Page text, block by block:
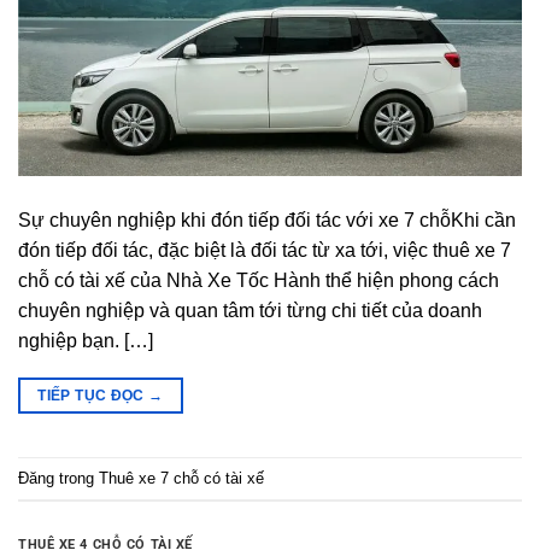
Sự chuyên nghiệp khi đón tiếp đối tác với xe 7 chỗKhi cần
đón tiếp đối tác, đặc biệt là đối tác từ xa tới, việc thuê xe 7
chỗ có tài xế của Nhà Xe Tốc Hành thể hiện phong cách
chuyên nghiệp và quan tâm tới từng chi tiết của doanh
nghiệp bạn. […]
TIẾP TỤC ĐỌC →
Đăng trong Thuê xe 7 chỗ có tài xế
THUÊ XE 4 CHỖ CÓ TÀI XẾ